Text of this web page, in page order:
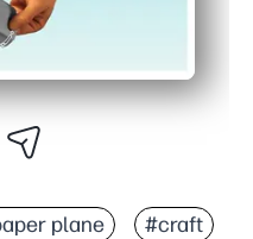
plane #craft